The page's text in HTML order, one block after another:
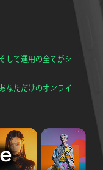
して運用の全てがシ
ただけのオンライ